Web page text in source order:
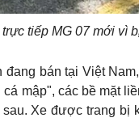
tiếp MG 07 mới vì
đang bán tại Việt
mập", các bề mặt
Xe được trang bị